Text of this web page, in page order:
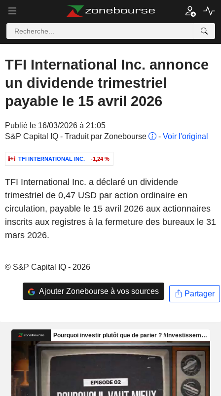
TFI International Inc. annonce
un dividende trimestriel
payable le 15 avril 2026
Publié le 16/03/2026 à 21:05
S&P Capital IQ - Traduit par Zonebourse
- Voir l'original
TFI INTERNATIONAL INC. -1,24 %
TFI International Inc. a déclaré un dividende
trimestriel de 0,47 USD par action ordinaire en
circulation, payable le 15 avril 2026 aux actionnaires
inscrits aux registres à la fermeture des bureaux le 31
mars 2026.
© S&P Capital IQ - 2026
Ajouter Zonebourse à vos sources Partager